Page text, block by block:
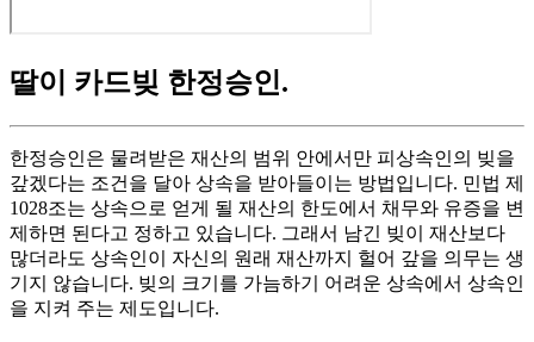
딸이 카드빚 한정승인.
한정승인은 물려받은 재산의 범위 안에서만 피상속인의 빚을
갚겠다는 조건을 달아 상속을 받아들이는 방법입니다. 민법 제
1028조는 상속으로 얻게 될 재산의 한도에서 채무와 유증을 변
제하면 된다고 정하고 있습니다. 그래서 남긴 빚이 재산보다
많더라도 상속인이 자신의 원래 재산까지 헐어 갚을 의무는 생
기지 않습니다. 빚의 크기를 가늠하기 어려운 상속에서 상속인
을 지켜 주는 제도입니다.